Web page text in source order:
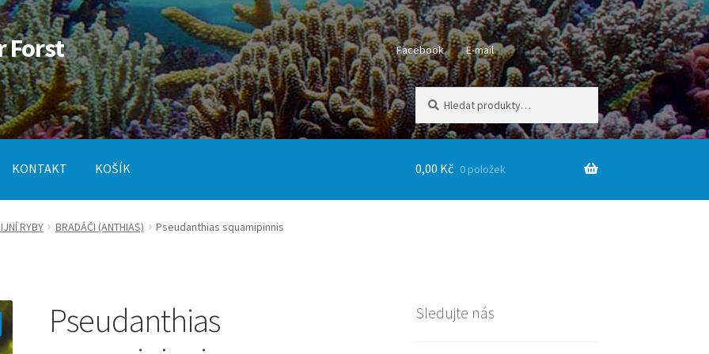
Forst Facebook E-mail
Hledat:
Hledat
KONTAKT KOŠÍK
PokladnaSLUŽBY
0,00 Kč 0 položek
RYBY BRADÁČI (ANTHIAS) Pseudanthias squamipinnis
Pseudanthias
Sledujte nás